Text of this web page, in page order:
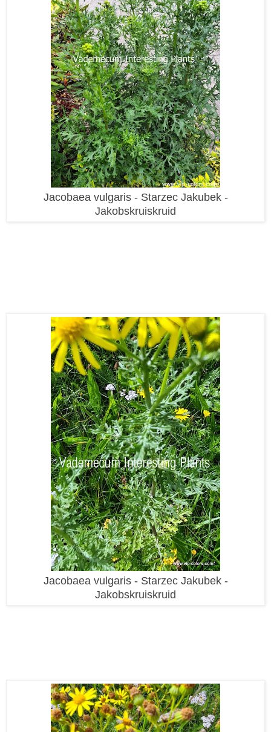
Jacobaea vulgaris - Starzec Jakubek -
Jakobskruiskruid
Jacobaea vulgaris - Starzec Jakubek -
Jakobskruiskruid